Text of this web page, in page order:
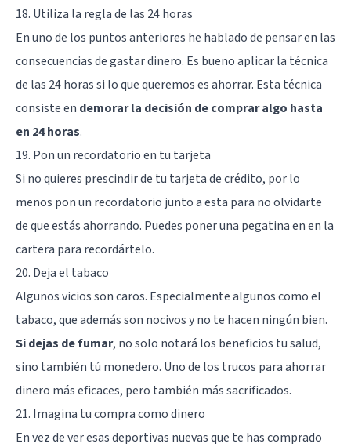
18. Utiliza la regla de las 24 horas
En uno de los puntos anteriores he hablado de pensar en las
consecuencias de gastar dinero. Es bueno aplicar la técnica
de las 24 horas si lo que queremos es ahorrar. Esta técnica
consiste en demorar la decisión de comprar algo hasta
en 24 horas.
19. Pon un recordatorio en tu tarjeta
Si no quieres prescindir de tu tarjeta de crédito, por lo
menos pon un recordatorio junto a esta para no olvidarte
de que estás ahorrando. Puedes poner una pegatina en en la
cartera para recordártelo.
20. Deja el tabaco
Algunos vicios son caros. Especialmente algunos como el
tabaco, que además son nocivos y no te hacen ningún bien.
Si dejas de fumar, no solo notará los beneficios tu salud,
sino también tú monedero. Uno de los trucos para ahorrar
dinero más eficaces, pero también más sacrificados.
21. Imagina tu compra como dinero
En vez de ver esas deportivas nuevas que te has comprado